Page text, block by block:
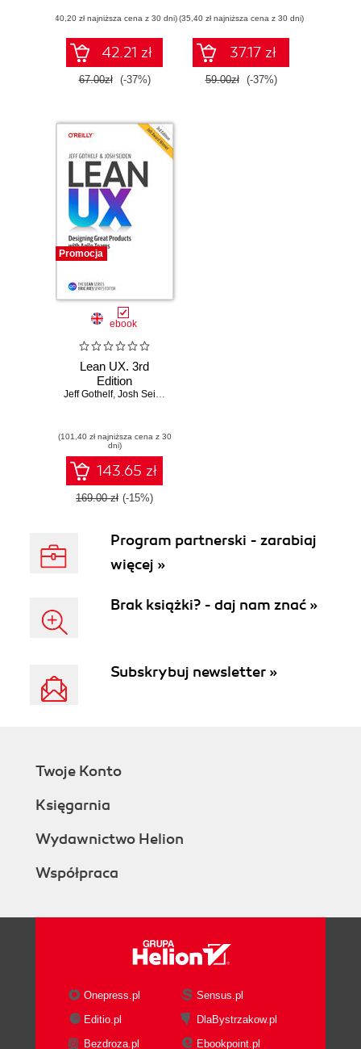
użytkownika.
Wydanie III
(40,20 zł najniższa cena z 30 dni)
42.21 zł
67.00zł (-37%)
użytkownika.
Wydanie II
(35,40 zł najniższa cena z 30 dni)
37.17 zł
59.00zł (-37%)
Promocja
ebook
Lean UX. 3rd
Edition
Jeff Gothelf, Josh Seiden
(101,40 zł najniższa cena z 30
dni)
143.65 zł
169.00 zł (-15%)
Program partnerski - zarabiaj
więcej »
Brak książki? - daj nam znać »
Subskrybuj newsletter »
Twoje Konto
Księgarnia
Wydawnictwo Helion
Współpraca
Onepress.pl
Sensus.pl
Editio.pl
DlaBystrzakow.pl
Bezdroza.pl
Ebookpoint.pl